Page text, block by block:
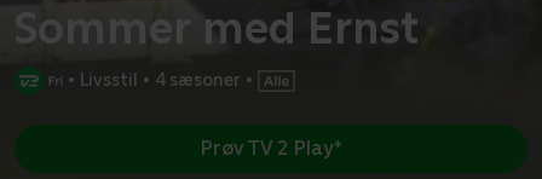
Sommer med Ernst
• Livsstil • 4 sæsoner •
Prøv TV 2 Play*